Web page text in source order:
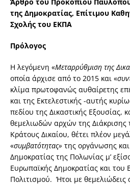
της Δημοκρατίας, Επίτιμου
Σχολής του ΕΚΠΑ
Πρόλογος
Η λεγόμενη «Μεταρρύθμιση της
οποία άρχισε από το 2015 και «
κλίμα πρωτοφανώς αυθαίρετης
και της Εκτελεστικής -αυτής
πεδίου της Δικαστικής Εξουσίας,
θεμελιωδών αρχών της Διάκρισης
Κράτους Δικαίου, θέτει πλέον
«συμβατότητας» της οργάνωσης
Δημοκρατίας της Πολωνίας μ’
Ευρωπαϊκής Δημοκρατίας και του
Πολιτισμού. Ήτοι με